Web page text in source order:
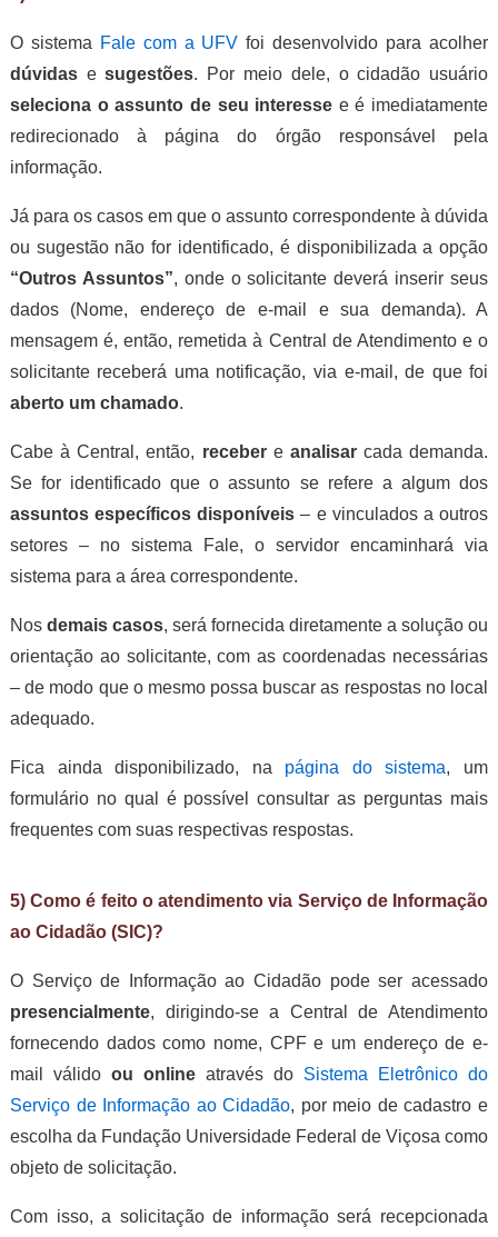
O sistema Fale com a UFV foi desenvolvido para acolher
dúvidas esugestões. Por meio dele, o cidadão usuário
seleciona o assunto de seu interesse e é imediatamente
redirecionado à página do órgão responsável pela
informação.
Já para os casos em que o assunto correspondente à dúvida
ou sugestão não for identificado, é disponibilizada a opção
“Outros Assuntos”, onde o solicitante deverá inserir seus
dados (Nome, endereço de e-mail e sua demanda). A
mensagem é, então, remetida à Central de Atendimento e o
solicitante receberá uma notificação, via e-mail, de que foi
aberto um chamado.
Cabe à Central, então, recebere analisarcada demanda.
Se for identificado que o assunto se refere a algum dos
assuntos específicos disponíveis – e vinculados a outros
setores – no sistema Fale, o servidor encaminhará via
sistema para a área correspondente.
Nos demais casos, será fornecida diretamente a solução ou
orientação ao solicitante, com as coordenadas necessárias
– de modo que o mesmo possa buscar as respostas no local
adequado.
Fica ainda disponibilizado, na página do sistema, um
formulário no qual é possível consultar as perguntas mais
frequentes com suas respectivas respostas.
5) Como é feito o atendimento via Serviço de Informação
ao Cidadão (SIC)?
O Serviço de Informação ao Cidadão pode ser acessado
presencialmente, dirigindo-se a Central de Atendimento
fornecendo dados como nome, CPF e um endereço de e-
mail válido ou online através do Sistema Eletrônico do
Serviço de Informação ao Cidadão, por meio de cadastro e
escolha da Fundação Universidade Federal de Viçosa como
objeto de solicitação.
Com isso, a solicitação de informação será recepcionada